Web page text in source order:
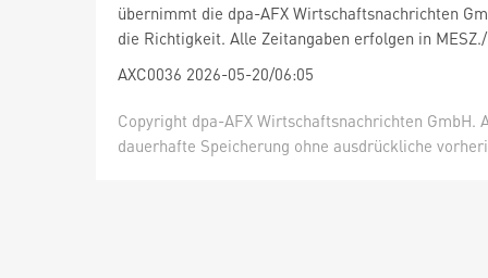
übernimmt die dpa-AFX Wirtschaftsnachrichten
die Richtigkeit. Alle Zeitangaben erfolgen in
AXC0036 2026-05-20/06:05
Copyright dpa-AFX Wirtschaftsnachrichten
dauerhafte Speicherung ohne ausdrückliche